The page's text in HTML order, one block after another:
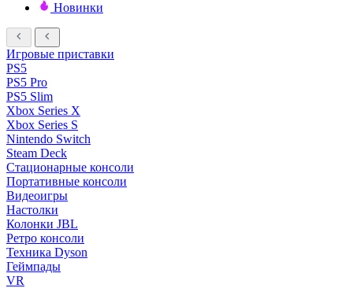
Новинки
Игровые приставки
PS5
PS5 Pro
PS5 Slim
Xbox Series X
Xbox Series S
Nintendo Switch
Steam Deck
Стационарные консоли
Портативные консоли
Видеоигры
Настолки
Колонки JBL
Ретро консоли
Техника Dyson
Геймпады
VR